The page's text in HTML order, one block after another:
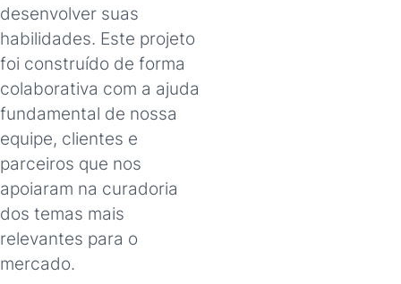
desenvolver suas
habilidades. Este projeto
foi construído de forma
colaborativa com a ajuda
fundamental de nossa
equipe, clientes e
parceiros que nos
apoiaram na curadoria
dos temas mais
relevantes para o
mercado.